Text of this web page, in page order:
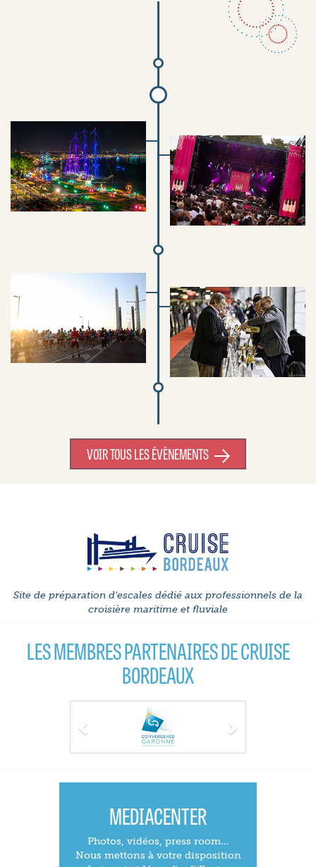
VOIR TOUS LES ÉVÈNEMENTS
Site de préparation d'escales dédié aux professionnels de la
croisière maritime et fluviale
LES MEMBRES PARTENAIRES DE CRUISE
BORDEAUX
MEDIACENTER
Photos, vidéos, press room...
Nous mettons à votre disposition